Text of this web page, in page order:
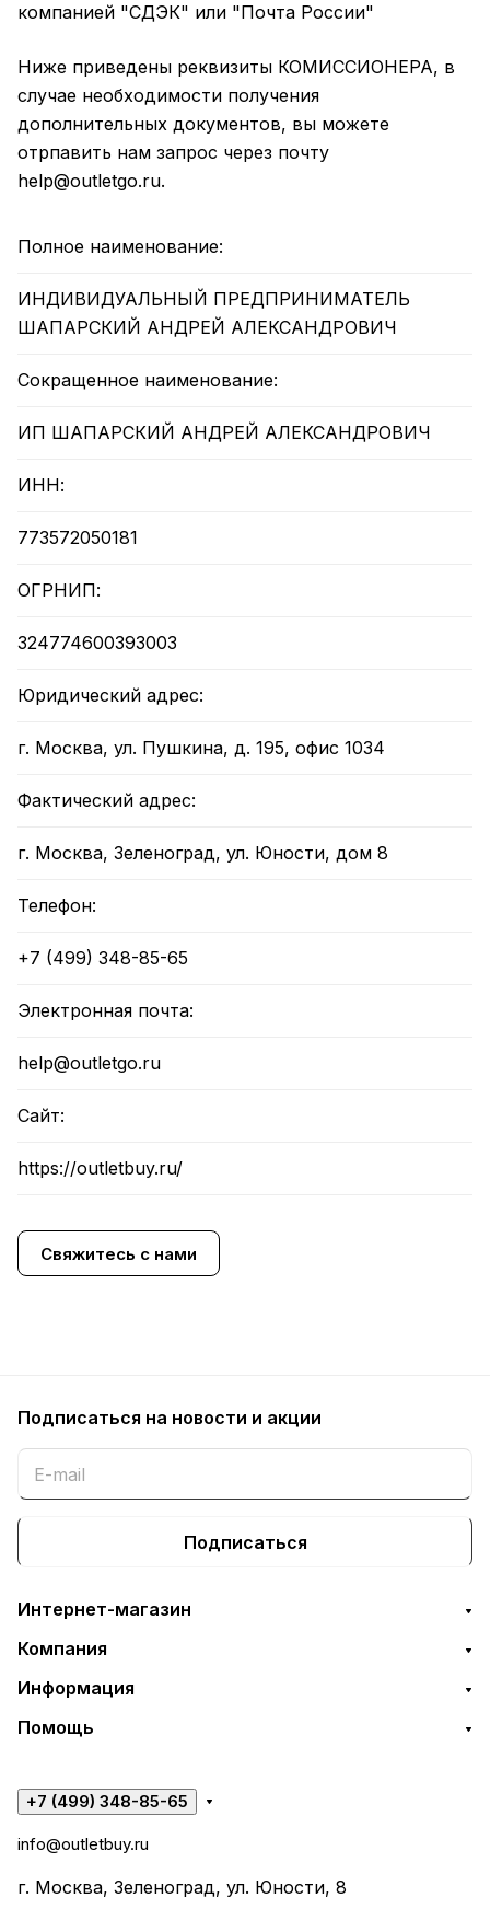
компанией "СДЭК" или "Почта России"
Ниже приведены реквизиты КОМИССИОНЕРА, в
случае необходимости получения
дополнительных документов, вы можете
отрпавить нам запрос через почту
help@outletgo.ru.
Полное наименование:
ИНДИВИДУАЛЬНЫЙ ПРЕДПРИНИМАТЕЛЬ
ШАПАРСКИЙ АНДРЕЙ АЛЕКСАНДРОВИЧ
Сокращенное наименование:
ИП ШАПАРСКИЙ АНДРЕЙ АЛЕКСАНДРОВИЧ
ИНН:
773572050181
ОГРНИП:
324774600393003
Юридический адрес:
г. Москва, ул. Пушкина, д. 195, офис 1034
Фактический адрес:
г. Москва, Зеленоград, ул. Юности, дом 8
Телефон:
+7 (499) 348-85-65
Электронная почта:
help@outletgo.ru
Сайт:
https://outletbuy.ru/
Свяжитесь с нами
Подписаться на новости и акции
Подписаться
Интернет-магазин
Компания
Информация
Помощь
+7 (499) 348-85-65
info@outletbuy.ru
г. Москва, Зеленоград, ул. Юности, 8